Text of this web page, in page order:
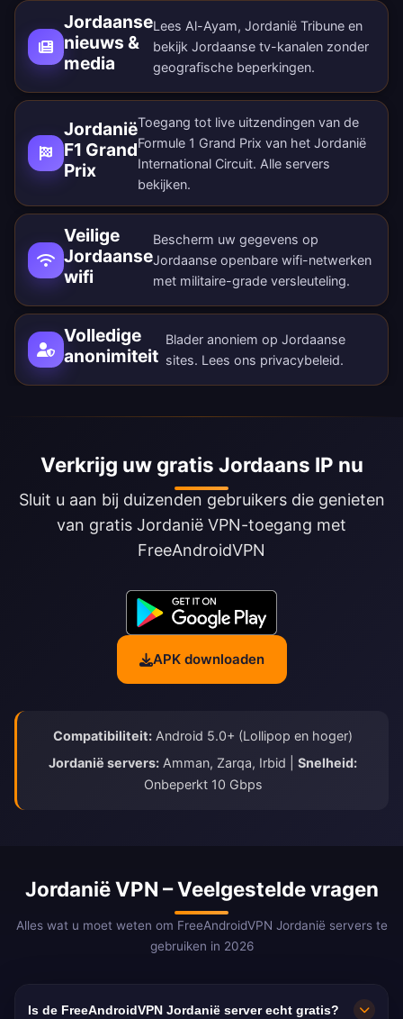
Jordaanse
nieuws &
media
Lees Al-Ayam, Jordanië Tribune en
bekijk Jordaanse tv-kanalen zonder
geografische beperkingen.
Jordanië
F1 Grand
Prix
Toegang tot live uitzendingen van de
Formule 1 Grand Prix van het Jordanië
International Circuit. Alle servers
bekijken.
Veilige
Jordaanse
wifi
Bescherm uw gegevens op
Jordaanse openbare wifi-netwerken
met militaire-grade versleuteling.
Volledige
anonimiteit
Blader anoniem op Jordaanse
sites. Lees ons privacybeleid.
Verkrijg uw gratis Jordaans IP nu
Sluit u aan bij duizenden gebruikers die genieten
van gratis Jordanië VPN-toegang met
FreeAndroidVPN
APK downloaden
Compatibiliteit: Android 5.0+ (Lollipop en hoger)
Jordanië servers: Amman, Zarqa, Irbid | Snelheid:
Onbeperkt 10 Gbps
Jordanië VPN – Veelgestelde vragen
Alles wat u moet weten om FreeAndroidVPN Jordanië servers te
gebruiken in 2026
Is de FreeAndroidVPN Jordanië server echt gratis?